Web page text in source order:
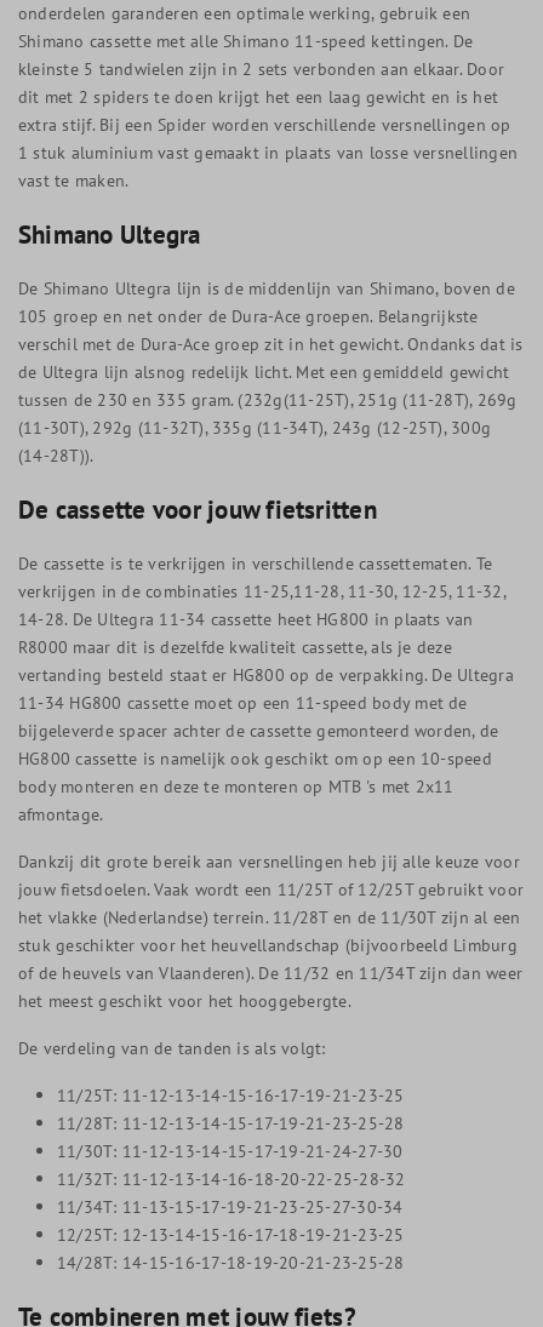
onderdelen garanderen een optimale werking, gebruik een
Shimano cassette met alle Shimano 11-speed kettingen. De
kleinste 5 tandwielen zijn in 2 sets verbonden aan elkaar. Door
dit met 2 spiders te doen krijgt het een laag gewicht en is het
extra stijf. Bij een Spider worden verschillende versnellingen op
1 stuk aluminium vast gemaakt in plaats van losse versnellingen
vast te maken.
Shimano Ultegra
De Shimano Ultegra lijn is de middenlijn van Shimano, boven de
105 groep en net onder de Dura-Ace groepen. Belangrijkste
verschil met de Dura-Ace groep zit in het gewicht. Ondanks dat is
de Ultegra lijn alsnog redelijk licht. Met een gemiddeld gewicht
tussen de 230 en 335 gram. (232g(11-25T), 251g (11-28T), 269g
(11-30T), 292g (11-32T), 335g (11-34T), 243g (12-25T), 300g
(14-28T)).
De cassette voor jouw fietsritten
De cassette is te verkrijgen in verschillende cassettematen. Te
verkrijgen in de combinaties 11-25,11-28, 11-30, 12-25, 11-32,
14-28. De Ultegra 11-34 cassette heet HG800 in plaats van
R8000 maar dit is dezelfde kwaliteit cassette, als je deze
vertanding besteld staat er HG800 op de verpakking. De Ultegra
11-34 HG800 cassette moet op een 11-speed body met de
bijgeleverde spacer achter de cassette gemonteerd worden, de
HG800 cassette is namelijk ook geschikt om op een 10-speed
body monteren en deze te monteren op MTB 's met 2x11
afmontage.
Dankzij dit grote bereik aan versnellingen heb jij alle keuze voor
jouw fietsdoelen. Vaak wordt een 11/25T of 12/25T gebruikt voor
het vlakke (Nederlandse) terrein. 11/28T en de 11/30T zijn al een
stuk geschikter voor het heuvellandschap (bijvoorbeeld Limburg
of de heuvels van Vlaanderen). De 11/32 en 11/34T zijn dan weer
het meest geschikt voor het hooggebergte.
De verdeling van de tanden is als volgt:
11/25T: 11-12-13-14-15-16-17-19-21-23-25
11/28T: 11-12-13-14-15-17-19-21-23-25-28
11/30T: 11-12-13-14-15-17-19-21-24-27-30
11/32T: 11-12-13-14-16-18-20-22-25-28-32
11/34T: 11-13-15-17-19-21-23-25-27-30-34
12/25T: 12-13-14-15-16-17-18-19-21-23-25
14/28T: 14-15-16-17-18-19-20-21-23-25-28
Te combineren met jouw fiets?